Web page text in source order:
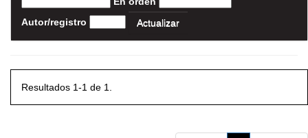
Autor/registro
Resultados 1-1 de 1.